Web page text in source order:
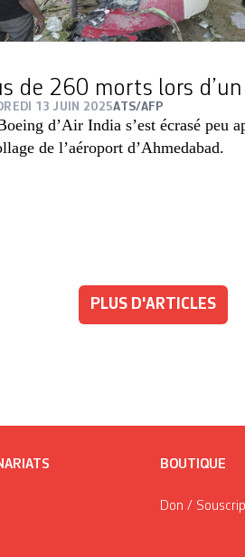
de 260 morts lors d’un
13 JUIN 2025ATS/AFP
d’Air India s’est écrasé peu
de l’aéroport d’Ahmedabad.
PLUS D'ARTICLES
BOUTIQUE
Don /